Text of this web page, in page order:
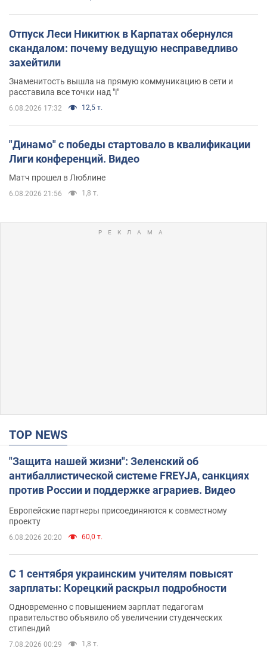
Отпуск Леси Никитюк в Карпатах обернулся
скандалом: почему ведущую несправедливо
захейтили
Знаменитость вышла на прямую коммуникацию в сети и
расставила все точки над "i"
6.08.2026 17:32 12,5 т.
"Динамо" с победы стартовало в квалификации
Лиги конференций. Видео
Матч прошел в Люблине
6.08.2026 21:56 1,8 т.
TOP NEWS
"Защита нашей жизни": Зеленский об
антибаллистической системе FREYJA, санкциях
против России и поддержке аграриев. Видео
Европейские партнеры присоединяются к совместному
проекту
6.08.2026 20:20 60,0 т.
С 1 сентября украинским учителям повысят
зарплаты: Корецкий раскрыл подробности
Одновременно с повышением зарплат педагогам
правительство объявило об увеличении студенческих
стипендий
7.08.2026 00:29 1,8 т.